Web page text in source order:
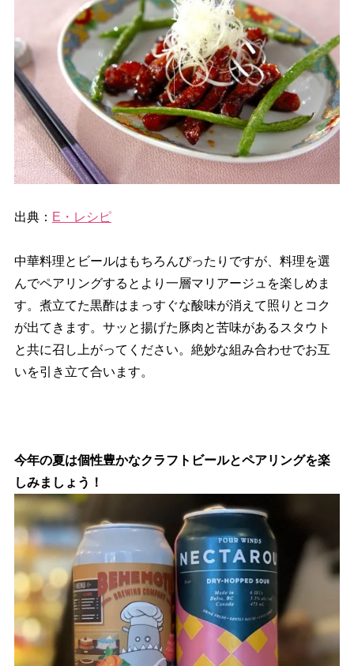
出典： E・レシピ
中華料理とビールはもちろんぴったりですが、料理を選
んでペアリングするとより一層マリアージュを楽しめま
す。煮立てた黒酢はまっすぐな酸味が消えて照りとコク
が出てきます。サッと揚げた豚肉と苦味があるスタウト
と共に召し上がってください。絶妙な組み合わせでお互
いを引き立て合います。
今年の夏は個性豊かなクラフトビールとペアリングを楽
しみましょう！